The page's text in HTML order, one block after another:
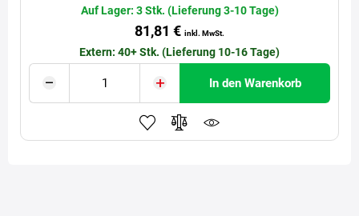
Auf Lager: 3 Stk. (Lieferung 3-10 Tage)
81,81 € inkl. MwSt.
Extern: 40+ Stk. (Lieferung 10-16 Tage)
In den Warenkorb